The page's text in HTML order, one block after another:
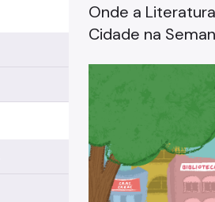
Onde a
Cidade na